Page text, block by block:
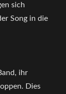
sich
Song in die
ihr
Dies